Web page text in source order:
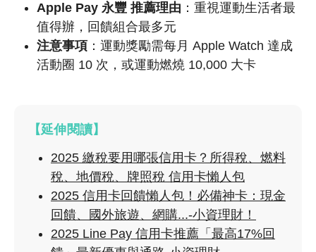
Apple Pay 永豐 推薦理由 ：重視運動生活者最
值得辦，回饋組合最多元
注意事項 ：運動獎勵需每月 Apple Watch 達成
活動圈 10 次，或運動燃燒 10,000 大卡
【延伸閱讀】
2025 繳稅要用哪張信用卡？所得稅、燃料
稅、地價稅、牌照稅 信用卡懶人包
2025 信用卡回饋懶人包！必備神卡：現金
回饋、國外旅遊、網購...-小資理財！
2025 Line Pay 信用卡推薦「最高17%回